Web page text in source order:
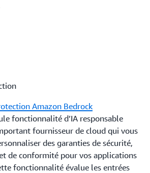
Amazon Bedrock
fonctionnalité d’IA responsable
fournisseur de cloud qui vous
des garanties de sécurité,
de conformité pour vos applications
fonctionnalité évalue les entrées